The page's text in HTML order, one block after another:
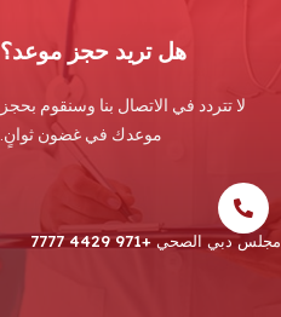
هل تريد حجز موعد؟
لا تتردد في الاتصال بنا وسنقوم بحجز
موعدك في غضون ثوانٍ.
مجلس دبي الصحي +971 4429 7777